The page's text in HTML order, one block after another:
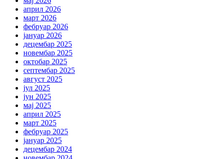
април 2026
март 2026
фебруар 2026
јануар 2026
децембар 2025
новембар 2025
октобар 2025
септембар 2025
август 2025
јул 2025
јун 2025
мај 2025
април 2025
март 2025
фебруар 2025
јануар 2025
децембар 2024